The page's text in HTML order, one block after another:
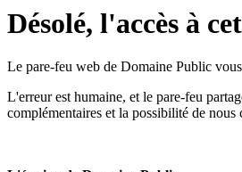
Désolé, l'accès à
Le pare-feu web de Domaine Public vous
L'erreur est humaine, et le pare-feu
complémentaires et la possibilité de